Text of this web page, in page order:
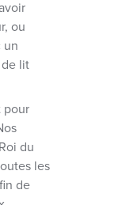
ou
un
lit
pour
du
les
de